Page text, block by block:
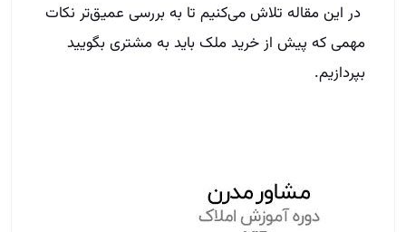
در این مقاله تلاش می‌کنیم تا به بررسی عمیق‌تر نکات
مهمی که پیش از خرید ملک باید به مشتری بگویید
بپردازیم.